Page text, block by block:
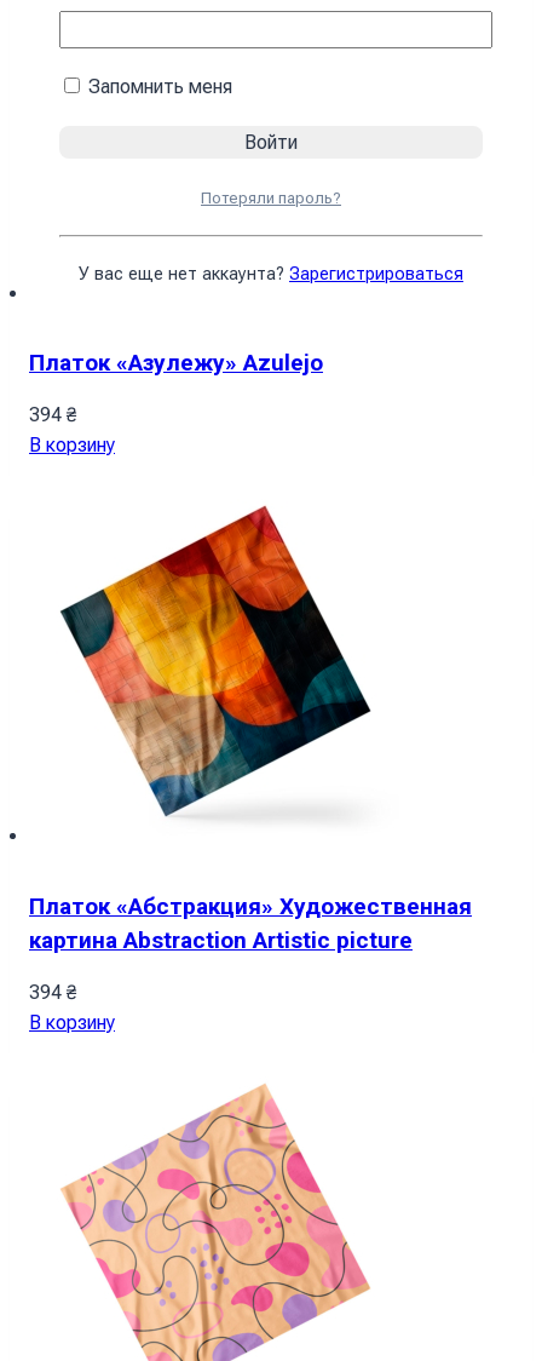
Платок «Азулежу» Azulejo
394 ₴
В корзину
Платок «Абстракция» Художественная
картина Abstraction Artistic picture
394 ₴
В корзину
Запомнить меня
Потеряли пароль?
У вас еще нет аккаунта? Зарегистрироваться